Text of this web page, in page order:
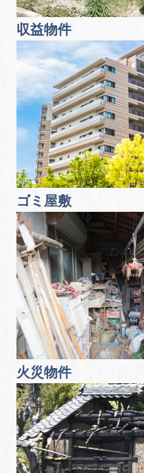
収益物件
ゴミ屋敷
火災物件